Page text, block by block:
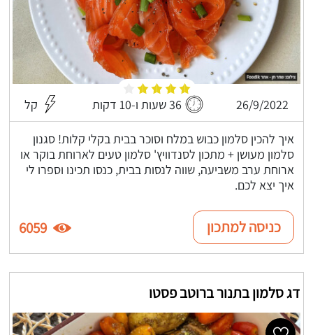
26/9/2022 36 שעות ו-10 דקות קל
איך להכין סלמון כבוש במלח וסוכר בבית בקלי קלות! סגנון
סלמון מעושן + מתכון לסנדוויץ' סלמון טעים לארוחת בוקר או
ארוחת ערב משביעה, שווה לנסות בבית, כנסו תכינו וספרו לי
איך יצא לכם.
כניסה למתכון 6059
דג סלמון בתנור ברוטב פסטו